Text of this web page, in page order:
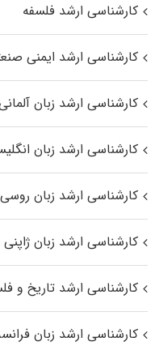
کارشناسی ارشد فلسفه
کارشناسی ارشد ایمنی
کارشناسی ارشد زبان
کارشناسی ارشد زبان
کارشناسی ارشد زبان روسی
کارشناسی ارشد زبان ژاپنی
کارشناسی ارشد تاریخ و
کارشناسی ارشد زبان